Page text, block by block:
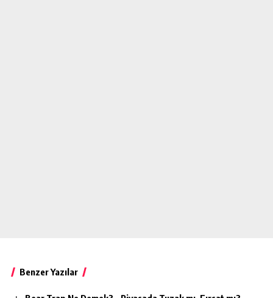
Benzer Yazılar